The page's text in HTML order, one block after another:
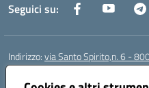
Seguici su:
Indirizzo:via Santo Spirito,n. 6 -
Centralino:
Posta elettronica certificata (PEC):